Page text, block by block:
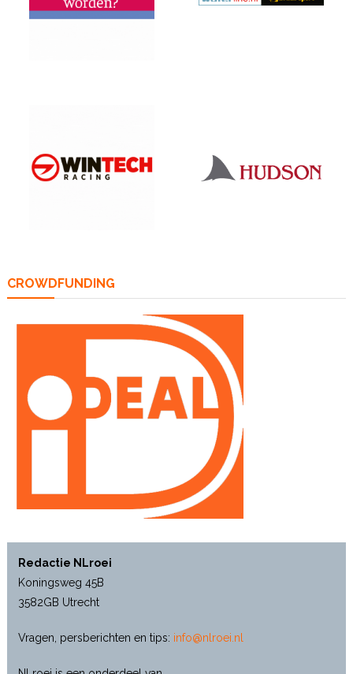
CROWDFUNDING
Redactie NLroei
Koningsweg 45B
3582GB Utrecht
Vragen, persberichten en tips: info@nlroei.nl